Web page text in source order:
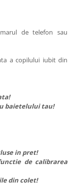
de telefon sau
a copilului iubit din
baietelului tau!
in pret!
de calibrarea
din colet!